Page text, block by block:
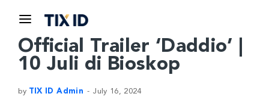
Official Trailer ‘Daddio’ |
10 Juli di Bioskop
by TIX ID Admin July 16, 2024